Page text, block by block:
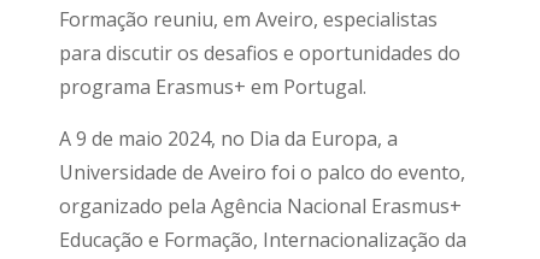
Formação reuniu, em Aveiro, especialistas
para discutir os desafios e oportunidades do
programa Erasmus+ em Portugal.
A 9 de maio 2024, no Dia da Europa, a
Universidade de Aveiro foi o palco do evento,
organizado pela Agência Nacional Erasmus+
Educação e Formação, Internacionalização da